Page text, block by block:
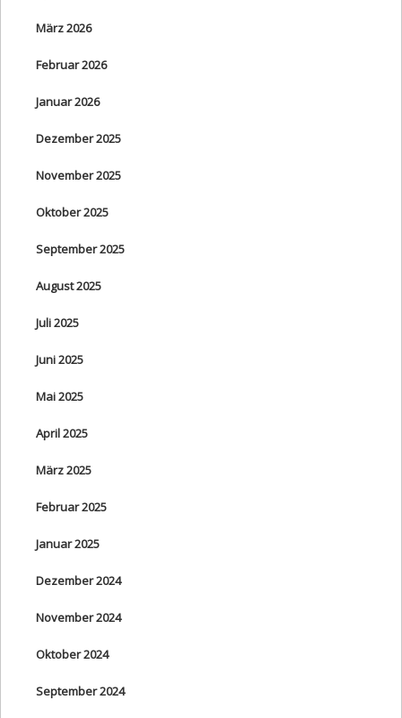
März 2026
Februar 2026
Januar 2026
Dezember 2025
November 2025
Oktober 2025
September 2025
August 2025
Juli 2025
Juni 2025
Mai 2025
April 2025
März 2025
Februar 2025
Januar 2025
Dezember 2024
November 2024
Oktober 2024
September 2024